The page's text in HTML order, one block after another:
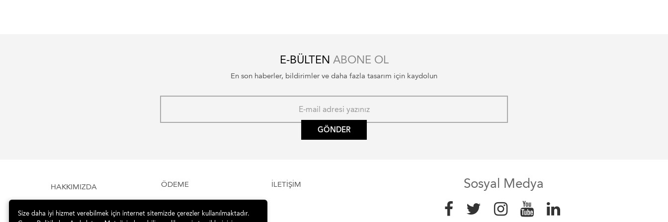
E-BÜLTEN ABONE OL
En son haberler, bildirimler ve daha fazla tasarım için kaydolun
GÖNDER
HAKKIMIZDA ÖDEME İLETİŞİM Sosyal Medya
Size daha iyi hizmet verebilmek için internet sitemizde çerezler kullanılmaktadır.